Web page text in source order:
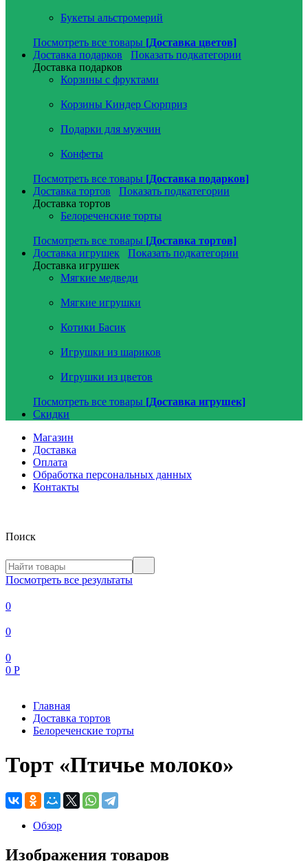
Букеты альстромерий
Посмотреть все товары [Доставка цветов]
Доставка подарков
Показать подкатегории
Доставка подарков
Корзины с фруктами
Корзины Киндер Сюрприз
Подарки для мужчин
Конфеты
Посмотреть все товары [Доставка подарков]
Доставка тортов
Показать подкатегории
Доставка тортов
Белореченские торты
Посмотреть все товары [Доставка тортов]
Доставка игрушек
Показать подкатегории
Доставка игрушек
Мягкие медведи
Мягкие игрушки
Котики Басик
Игрушки из шариков
Игрушки из цветов
Посмотреть все товары [Доставка игрушек]
Скидки
Магазин
Доставка
Оплата
Обработка персональных данных
Контакты
Поиск
Посмотреть все результаты
0
0
0
0 Р
Главная
Доставка тортов
Белореченские торты
Торт «Птичье молоко»
Обзор
Изображения товаров